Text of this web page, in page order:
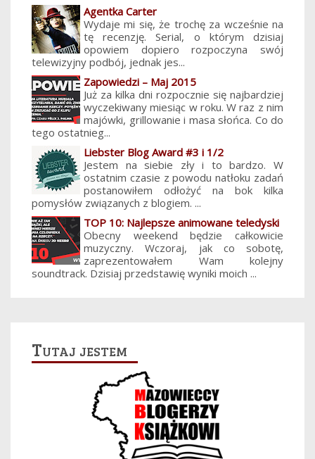
Agentka Carter
Wydaje mi się, że trochę za wcześnie na
tę recenzję. Serial, o którym dzisiaj
opowiem dopiero rozpoczyna swój
telewizyjny podbój, jednak jes...
Zapowiedzi – Maj 2015
Już za kilka dni rozpocznie się najbardziej
wyczekiwany miesiąc w roku. W raz z nim
majówki, grillowanie i masa słońca. Co do
tego ostatnieg...
Liebster Blog Award #3 i 1/2
Jestem na siebie zły i to bardzo. W
ostatnim czasie z powodu natłoku zadań
postanowiłem odłożyć na bok kilka
pomysłów związanych z blogiem. ...
TOP 10: Najlepsze animowane teledyski
Obecny weekend będzie całkowicie
muzyczny. Wczoraj, jak co sobotę,
zaprezentowałem Wam kolejny
soundtrack. Dzisiaj przedstawię wyniki moich ...
Tutaj jestem